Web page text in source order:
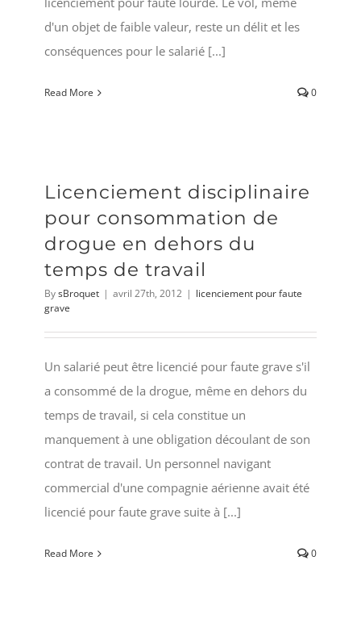
d'un objet de faible valeur, reste un délit et les
conséquences pour le salarié [...]
Read More 0
Licenciement disciplinaire
pour consommation de
drogue en dehors du
temps de travail
BysBroquet | avril 27th, 2012 | licenciement pour faute
grave
Un salarié peut être licencié pour faute grave s'il
a consommé de la drogue, même en dehors du
temps de travail, si cela constitue un
manquement à une obligation découlant de son
contrat de travail. Un personnel navigant
commercial d'une compagnie aérienne avait été
licencié pour faute grave suite à [...]
Read More 0